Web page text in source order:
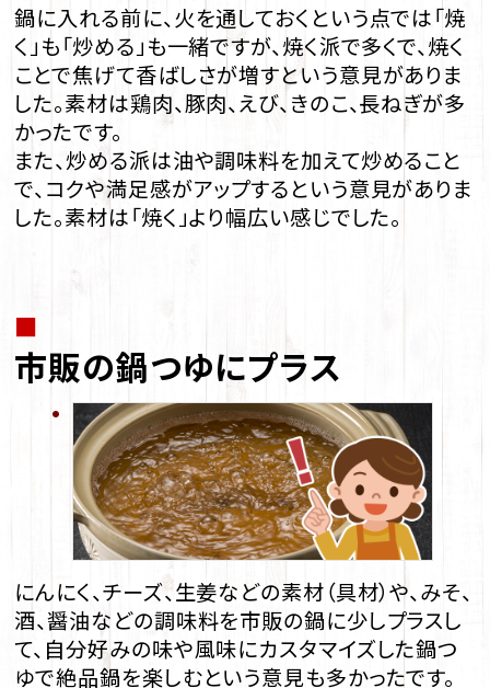
鍋に入れる前に、火を通しておくという点では「焼
く」も「炒める」も一緒ですが、焼く派で多くで、焼く
ことで焦げて香ばしさが増すという意見がありま
した。素材は鶏肉、豚肉、えび、きのこ、長ねぎが多
かったです。
また、炒める派は油や調味料を加えて炒めること
で、コクや満足感がアップするという意見がありま
した。素材は「焼く」より幅広い感じでした。
■
市販の鍋つゆにプラス
にんにく、チーズ、生姜などの素材（具材）や、みそ、
酒、醤油などの調味料を市販の鍋に少しプラスし
て、自分好みの味や風味にカスタマイズした鍋つ
ゆで絶品鍋を楽しむという意見も多かったです。